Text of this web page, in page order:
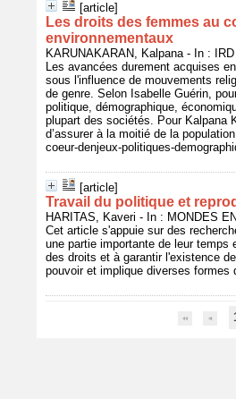
[article]
Les droits des femmes au
environnementaux
KARUNAKARAN, Kalpana - In :
Les avancées durement acquises
sous l'influence de mouvements
de genre. Selon Isabelle Guérin,
politique, démographique,
plupart des sociétés. Pour Kalpana
d’assurer à la moitié de la
coeur-denjeux-politiques-
[article]
Travail du politique et
HARITAS, Kaveri - In : MONDES
Cet article s'appuie sur des
une partie importante de leur temps
des droits et à garantir l'existence
pouvoir et implique diverses